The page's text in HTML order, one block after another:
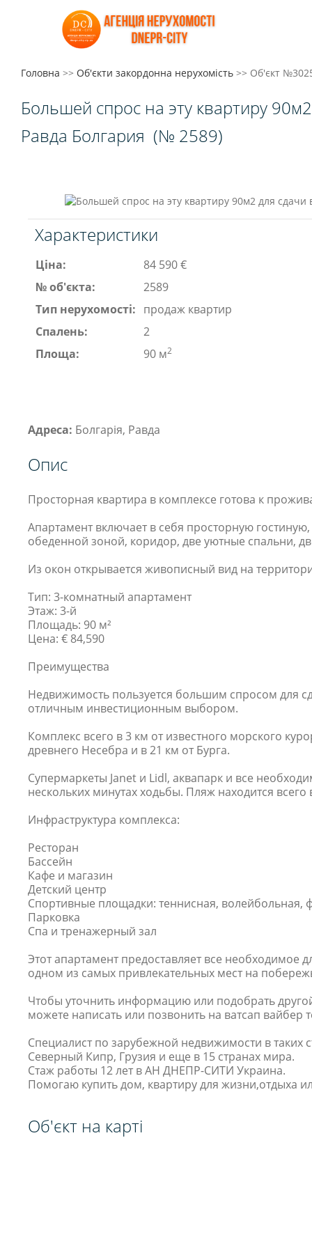
Головна >> Об'єкти закордонна нерухомість >> Об'єкт
Большей спрос на эту квартиру
Равда Болгария (№ 2589)
Характеристики
Ціна:
84 590 €
№ об'єкта:
2589
Тип нерухомості: продаж квартир
Спалень:
2
Площа:
90 м2
Адреса: Болгарія, Равда
Опис
Просторная квартира в комплексе готова к
Апартамент включает в себя просторную
обеденной зоной, коридор, две уютные спальни,
Из окон открывается живописный вид на
Тип: 3-комнатный апартамент
Этаж: 3-й
Площадь: 90 м²
Цена: € 84,590
Преимущества
Недвижимость пользуется большим спросом для
отличным инвестиционным выбором.
Комплекс всего в 3 км от известного морского
древнего Несебра и в 21 км от Бурга.
Супермаркеты Janet и Lidl, аквапарк и все
нескольких минутах ходьбы. Пляж находится всего
Инфраструктура комплекса:
Ресторан
Бассейн
Кафе и магазин
Детский центр
Спортивные площадки: теннисная, волейбольная,
Парковка
Спа и тренажерный зал
Этот апартамент предоставляет все необходимое
одном из самых привлекательных мест на
Чтобы уточнить информацию или подобрать
можете написать или позвонить на ватсап вайбер
Специалист по зарубежной недвижимости в таких
Северный Кипр, Грузия и еще в 15 странах мира.
Стаж работы 12 лет в АН ДНЕПР-СИТИ Украина.
Помогаю купить дом, квартиру для жизни,отдыха
Об'єкт на карті